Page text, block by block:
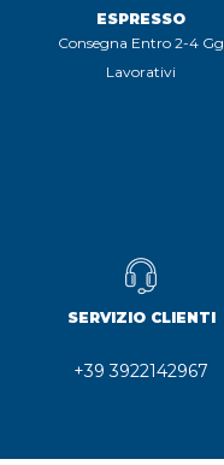
ESPRESSO
Consegna Entro 2-4 Gg
Lavorativi
SERVIZIO CLIENTI
+39 3922142967